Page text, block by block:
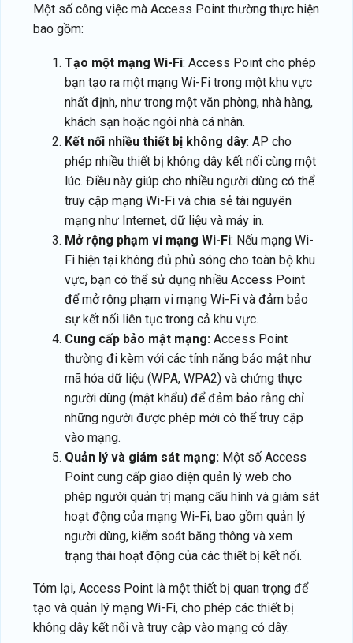
Một số công việc mà Access Point thường thực hiện
bao gồm:
Tạo một mạng Wi-Fi: Access Point cho phép
bạn tạo ra một mạng Wi-Fi trong một khu vực
nhất định, như trong một văn phòng, nhà hàng,
khách sạn hoặc ngôi nhà cá nhân.
Kết nối nhiều thiết bị không dây: AP cho
phép nhiều thiết bị không dây kết nối cùng một
lúc. Điều này giúp cho nhiều người dùng có thể
truy cập mạng Wi-Fi và chia sẻ tài nguyên
mạng như Internet, dữ liệu và máy in.
Mở rộng phạm vi mạng Wi-Fi: Nếu mạng Wi-
Fi hiện tại không đủ phủ sóng cho toàn bộ khu
vực, bạn có thể sử dụng nhiều Access Point
để mở rộng phạm vi mạng Wi-Fi và đảm bảo
sự kết nối liên tục trong cả khu vực.
Cung cấp bảo mật mạng: Access Point
thường đi kèm với các tính năng bảo mật như
mã hóa dữ liệu (WPA, WPA2) và chứng thực
người dùng (mật khẩu) để đảm bảo rằng chỉ
những người được phép mới có thể truy cập
vào mạng.
Quản lý và giám sát mạng: Một số Access
Point cung cấp giao diện quản lý web cho
phép người quản trị mạng cấu hình và giám sát
hoạt động của mạng Wi-Fi, bao gồm quản lý
người dùng, kiểm soát băng thông và xem
trạng thái hoạt động của các thiết bị kết nối.
Tóm lại, Access Point là một thiết bị quan trọng để
tạo và quản lý mạng Wi-Fi, cho phép các thiết bị
không dây kết nối và truy cập vào mạng có dây.